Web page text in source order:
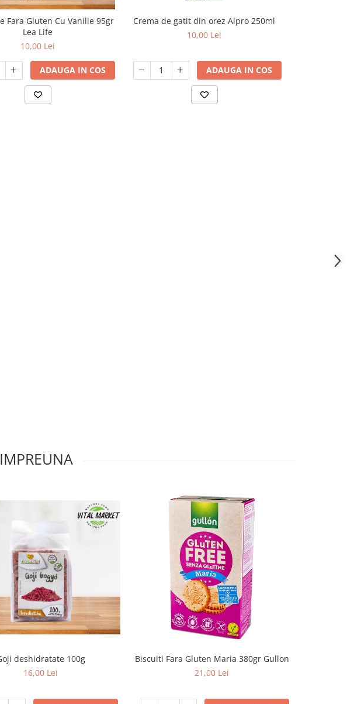
Fara Gluten Cu Vanilie 95gr
Lea Life
10,00 Lei
ADAUGA IN COS
Crema de gatit din orez Alpro 250ml
10,00 Lei
ADAUGA IN COS
deshidratate 100g
16,00 Lei
Biscuiti Fara Gluten Maria 380gr Gullon
21,00 Lei